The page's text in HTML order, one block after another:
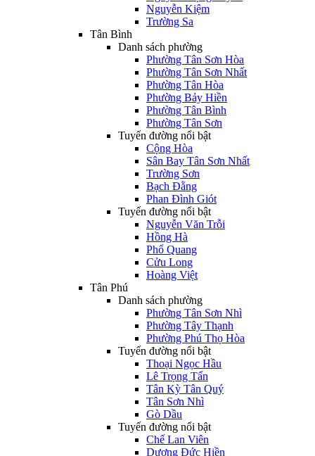
Nguyễn Kiệm
Trường Sa
Tân Bình
Danh sách phường
Phường Tân Sơn Hòa
Phường Tân Sơn Nhất
Phường Tân Hòa
Phường Bảy Hiền
Phường Tân Bình
Phường Tân Sơn
Tuyến đường nổi bật
Cộng Hòa
Sân Bay Tân Sơn Nhất
Trường Sơn
Bạch Đằng
Phan Đình Giót
Tuyến đường nổi bật
Nguyễn Văn Trỗi
Hồng Hà
Phổ Quang
Cửu Long
Hoàng Việt
Tân Phú
Danh sách phường
Phường Tân Sơn Nhì
Phường Tây Thạnh
Phường Phú Thọ Hòa
Tuyến đường nổi bật
Thoại Ngọc Hầu
Lê Trọng Tấn
Tân Kỳ Tân Quý
Tân Sơn Nhì
Gò Dầu
Tuyến đường nổi bật
Chế Lan Viên
Dương Đức Hiền